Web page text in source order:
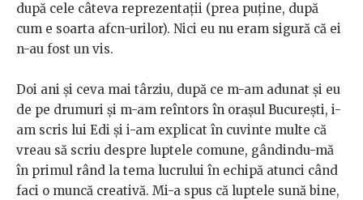
după cele câteva reprezentații (prea puține, după
cum e soarta afcn-urilor). Nici eu nu eram sigură că ei
n-au fost un vis.
Doi ani și ceva mai târziu, după ce m-am adunat și eu
de pe drumuri și m-am reîntors în orașul București, i-
am scris lui Edi și i-am explicat în cuvinte multe că
vreau să scriu despre luptele comune, gândindu-mă
în primul rând la tema lucrului în echipă atunci când
faci o muncă creativă. Mi-a spus că luptele sună bine,